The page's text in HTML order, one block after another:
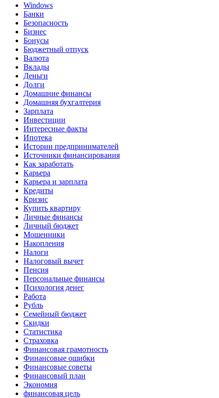
Windows
Банки
Безопасность
Бизнес
Бонусы
Бюджетный отпуск
Валюта
Вклады
Деньги
Долги
Домашние финансы
Домашняя бухгалтерия
Зарплата
Инвестиции
Интересные факты
Ипотека
Истории предпринимателей
Источники финансирования
Как заработать
Карьера
Карьера и зарплата
Кредиты
Кризис
Купить квартиру
Личные финансы
Личный бюджет
Мошенники
Накопления
Налоги
Налоговый вычет
Пенсия
Персональные финансы
Психология денег
Работа
Рубль
Семейный бюджет
Скидки
Статистика
Страховка
Финансовая грамотность
Финансовые ошибки
Финансовые советы
Финансовый план
Экономия
финансовая цель